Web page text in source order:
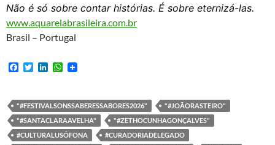
Não é só sobre contar histórias. É sobre eternizá-las.
www.aquarelabrasileira.com.br
Brasil – Portugal
F
b
o
o
k
T
t
e
r
e
d
I
n
W
s
A
p
p
"#FESTIVALSONSSABERESSABORES2026"
"#JOÃORASTEIRO"
"#SANTACLARAAVELHA"
"#ZETHOCUNHAGONÇALVES"
#CULTURALUSÓFONA
#CURADORIADELEGADO